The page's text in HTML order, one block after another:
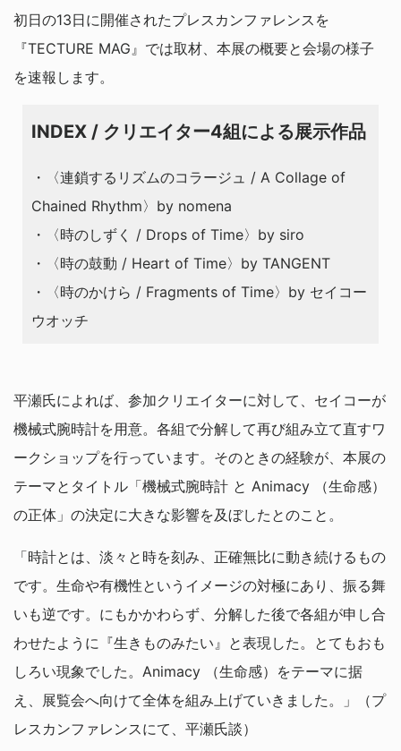
初日の13日に開催されたプレスカンファレンスを
『TECTURE MAG』では取材、本展の概要と会場の様子
を速報します。
INDEX / クリエイター4組による展示作品
・〈連鎖するリズムのコラージュ / A Collage of
Chained Rhythm〉by nomena
・〈時のしずく / Drops of Time〉by siro
・〈時の鼓動 / Heart of Time〉by TANGENT
・〈時のかけら / Fragments of Time〉by セイコー
ウオッチ
平瀬氏によれば、参加クリエイターに対して、セイコーが
機械式腕時計を用意。各組で分解して再び組み立て直すワ
ークショップを行っています。そのときの経験が、本展の
テーマとタイトル「機械式腕時計 と Animacy （生命感）
の正体」の決定に大きな影響を及ぼしたとのこと。
「時計とは、淡々と時を刻み、正確無比に動き続けるもの
です。生命や有機性というイメージの対極にあり、振る舞
いも逆です。にもかかわらず、分解した後で各組が申し合
わせたように『生きものみたい』と表現した。とてもおも
しろい現象でした。Animacy （生命感）をテーマに据
え、展覧会へ向けて全体を組み上げていきました。」（プ
レスカンファレンスにて、平瀬氏談）